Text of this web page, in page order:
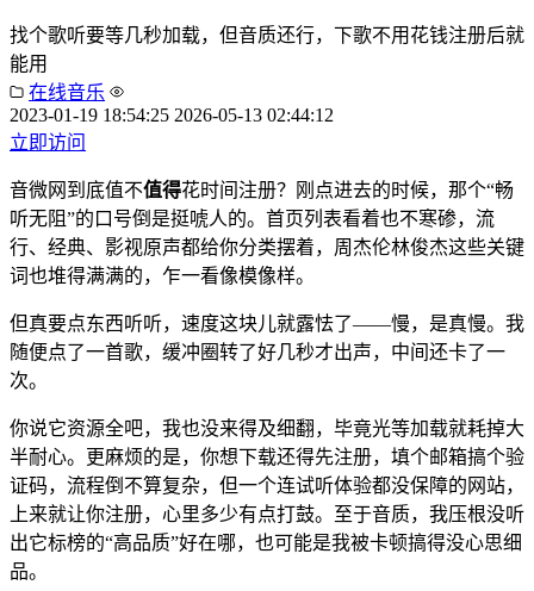
找个歌听要等几秒加载，但音质还行，下歌不用花钱注册后就
能用
在线音乐
2023-01-19 18:54:25 2026-05-13 02:44:12
立即访问
音微网到底值不值得花时间注册？刚点进去的时候，那个“畅
听无阻”的口号倒是挺唬人的。首页列表看着也不寒碜，流
行、经典、影视原声都给你分类摆着，周杰伦林俊杰这些关键
词也堆得满满的，乍一看像模像样。
但真要点东西听听，速度这块儿就露怯了——慢，是真慢。我
随便点了一首歌，缓冲圈转了好几秒才出声，中间还卡了一
次。
你说它资源全吧，我也没来得及细翻，毕竟光等加载就耗掉大
半耐心。更麻烦的是，你想下载还得先注册，填个邮箱搞个验
证码，流程倒不算复杂，但一个连试听体验都没保障的网站，
上来就让你注册，心里多少有点打鼓。至于音质，我压根没听
出它标榜的“高品质”好在哪，也可能是我被卡顿搞得没心思细
品。